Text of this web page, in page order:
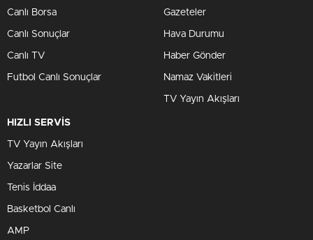
Canlı Borsa
Canlı Sonuçlar
Canlı TV
Futbol Canlı Sonuçlar
Gazeteler
Hava Durumu
Haber Gönder
Namaz Vakitleri
TV Yayın Akışları
HIZLI SERVİS
TV Yayın Akışları
Yazarlar Site
Tenis İddaa
Basketbol Canlı
AMP